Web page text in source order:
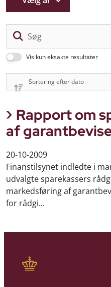
Vis kun eksakte resultater
Rapport om
af
20-10-2009
Finanstilsynet indledte i
udvalgte sparekassers
markedsføring af
for rådgi...